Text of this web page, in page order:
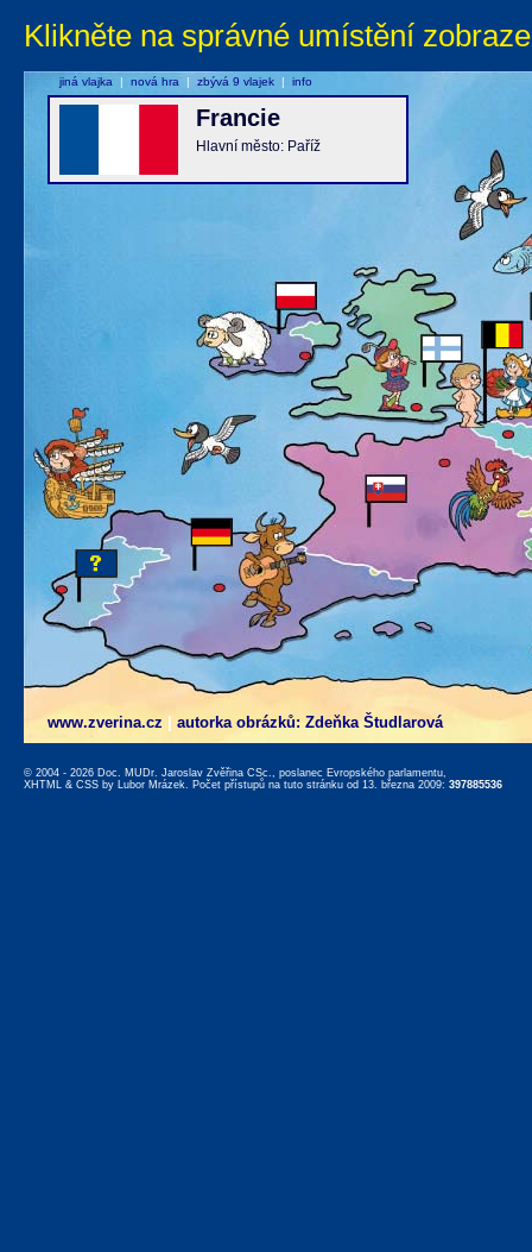
Klikněte na správné umístění
www.zverina.cz autorka obrázků: Zdeňka Študlarová
Francie
Hlavní město: Paříž
jiná vlajka | nová hra | zbývá 9 vlajek | info
© 2004 - 2026 Doc. MUDr. Jaroslav Zvěřina CSc., poslanec Evropského parlamentu,
XHTML & CSS by Lubor Mrázek. Počet přístupů na tuto stránku od 13. března 2009: 397885536